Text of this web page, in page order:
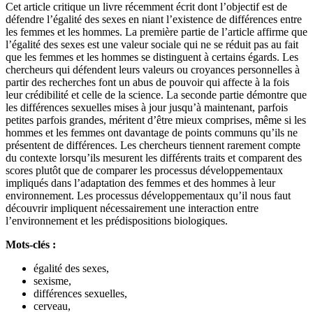
Cet article critique un livre récemment écrit dont l’objectif est de
défendre l’égalité des sexes en niant l’existence de différences entre
les femmes et les hommes. La première partie de l’article affirme que
l’égalité des sexes est une valeur sociale qui ne se réduit pas au fait
que les femmes et les hommes se distinguent à certains égards. Les
chercheurs qui défendent leurs valeurs ou croyances personnelles à
partir des recherches font un abus de pouvoir qui affecte à la fois
leur crédibilité et celle de la science. La seconde partie démontre que
les différences sexuelles mises à jour jusqu’à maintenant, parfois
petites parfois grandes, méritent d’être mieux comprises, même si les
hommes et les femmes ont davantage de points communs qu’ils ne
présentent de différences. Les chercheurs tiennent rarement compte
du contexte lorsqu’ils mesurent les différents traits et comparent des
scores plutôt que de comparer les processus développementaux
impliqués dans l’adaptation des femmes et des hommes à leur
environnement. Les processus développementaux qu’il nous faut
découvrir impliquent nécessairement une interaction entre
l’environnement et les prédispositions biologiques.
Mots-clés :
égalité des sexes,
sexisme,
différences sexuelles,
cerveau,